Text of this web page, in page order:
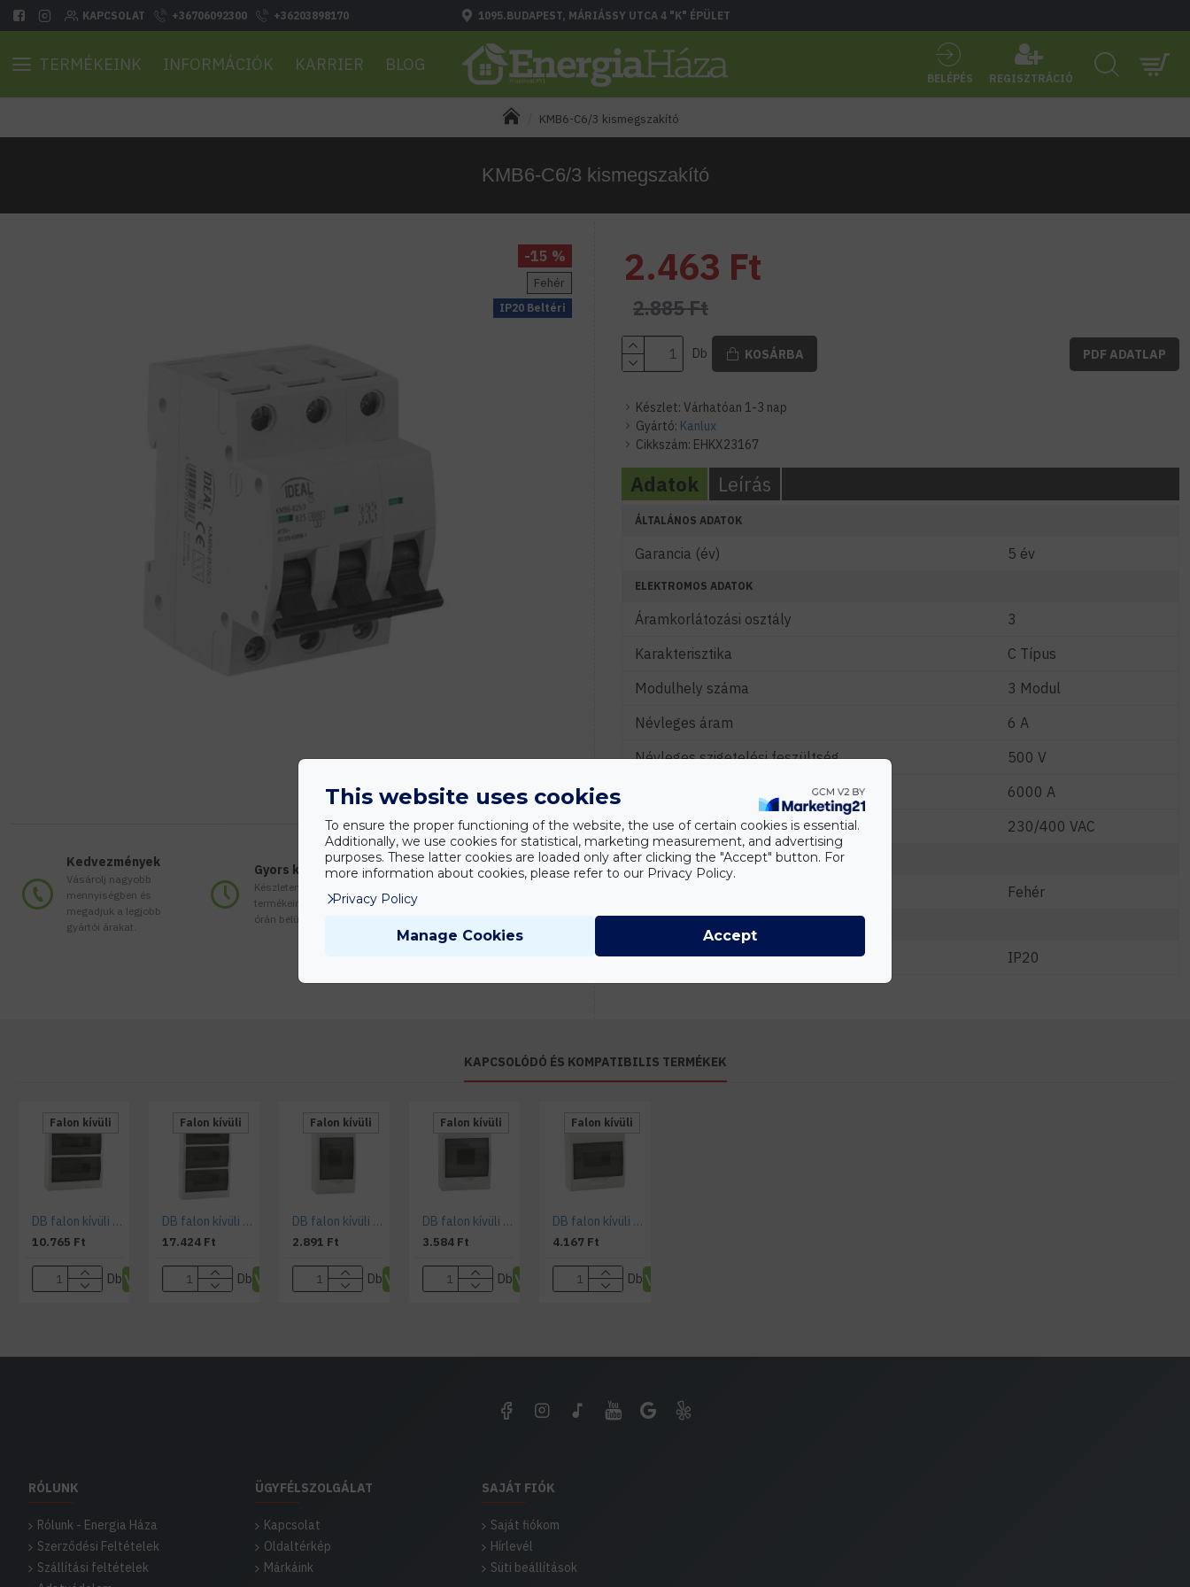
KAPCSOLAT +36706092300 +36203898170 1095.BUDAPEST, MÁRIÁSSY UTCA 4 "K" ÉPÜLET
TERMÉKEINK INFORMÁCIÓK KARRIER BLOG
BELÉPÉS REGISZTRÁCIÓ
KMB6-C6/3 kismegszakító
KMB6-C6/3 kismegszakító
IP20 Beltéri
Fehér
-15 %
Kedvezmények
Vásárolj nagyobb
mennyiségben és
megadjuk a legjobb
gyártói árakat.
Gyors kiszállítás
Készleten lévő
termékeinket akár 24
órán belül megkaphatod!
Tanácsadás
Írd meg nekünk
megvalósításában.
Készlet: Várhatóan 1-3 nap
Gyártó: Kanlux
Cikkszám: EHKX23167
2.463 Ft
2.885 Ft
Db KOSÁRBA PDF ADATLAP
Adatok Leírás
ÁLTALÁNOS ADATOK
Garancia (év) 5 év
ELEKTROMOS ADATOK
Áramkorlátozási osztály
3
Karakterisztika
C Típus
Modulhely száma
3 Modul
Névleges áram
6 A
Névleges szigetelési feszültség
500 V
6000 A
Névleges feszültség (V)
230/400 VAC
JELLEMZŐK
Fehér
IP védelmi szint IP20
KAPCSOLÓDÓ ÉS KOMPATIBILIS TERMÉKEK
Falon kívüli
DB falon kívüli doboz DB212S 2X12P/SMD
10.765 Ft
Db
Falon kívüli
DB falon kívüli doboz DB312S 3x12P/SMD
17.424 Ft
Db
Falon kívüli
DB falon kívüli doboz DB104S 1X4P/SMD
2.891 Ft
Db
Falon kívüli
DB falon kívüli doboz DB106S 1X6P/SMD
3.584 Ft
Db
Falon kívüli
DB falon kívüli doboz DB108S 1X8P/SMD
4.167 Ft
Db
RÓLUNK
Rólunk - Energia Háza
Szerződési Feltételek
Szállítási feltételek
ÜGYFÉLSZOLGÁLAT
Kapcsolat
Oldaltérkép
Márkáink
SAJÁT FIÓK
Saját fiókom
Hírlevél
Süti beállítások
This website uses cookies
To ensure the proper functioning of the website, the use of certain cookies is essential.
Additionally, we use cookies for statistical, marketing measurement, and advertising
purposes. These latter cookies are loaded only after clicking the "Accept" button. For
more information about cookies, please refer to our Privacy Policy.
Privacy Policy
Manage Cookies Accept